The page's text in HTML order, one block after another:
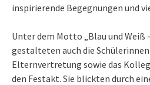
inspirierende Begegnungen und
Unter dem Motto „Blau und Weiß
gestalteten auch die Schülerinnen
Elternvertretung sowie das
den Festakt. Sie blickten durch